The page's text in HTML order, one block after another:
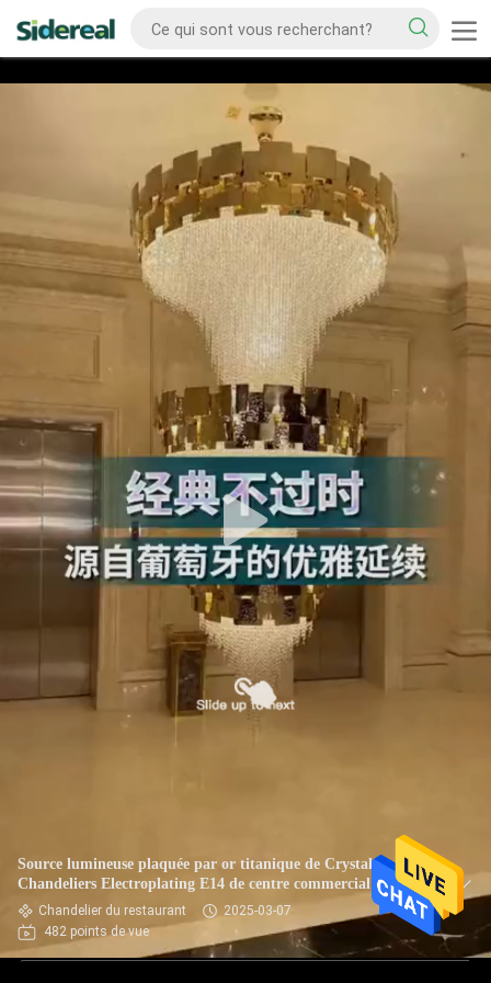
Source lumineuse plaquée par or titanique de Crystal
Chandeliers Electroplating E14 de centre commercial
Chandelier du restaurant
2025-03-07
482 points de vue